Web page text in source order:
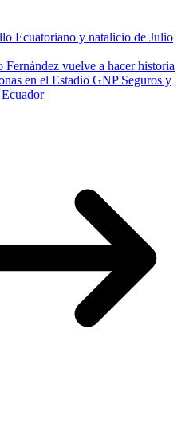
Ecuatoriano y natalicio de Julio
vuelve a hacer historia
en el Estadio GNP Seguros y